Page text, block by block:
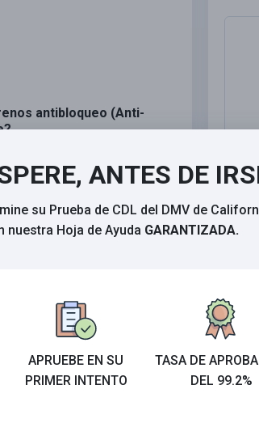
antibloqueo (Anti-
encendida
y permanecerá
Calificar esta sección
ANTES DE
su Prueba de CDL del DMV de
nuestra Hoja de Ayuda GARANTIZADA.
APRUEBE EN SU
PRIMER INTENTO
TASA DE
DEL 99.2%